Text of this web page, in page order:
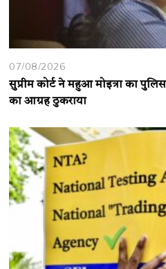
07/08/2026
सुप्रीम कोर्ट ने महुआ मोइत्रा का
का आग्रह ठुकराया